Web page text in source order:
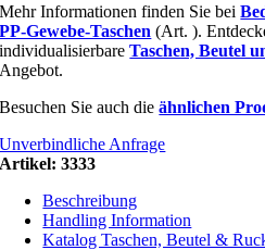
Mehr Informationen finden Sie bei
PP-Gewebe-Taschen (Art. ).
individualisierbareTaschen, Beutel
Angebot.
Besuchen Sie auch dieähnlichen
Unverbindliche Anfrage
Artikel:3333
Beschreibung
Handling Information
Katalog Taschen, Beutel &